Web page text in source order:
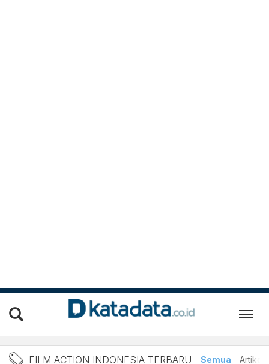
FILM ACTION INDONESIA TERBARU Semua Artikel